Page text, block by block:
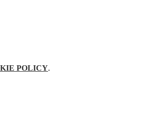
POLICY.